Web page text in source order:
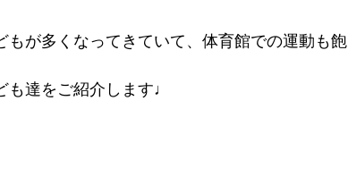
が多くなってきていて、体育館での運動も飽
も達をご紹介します♩